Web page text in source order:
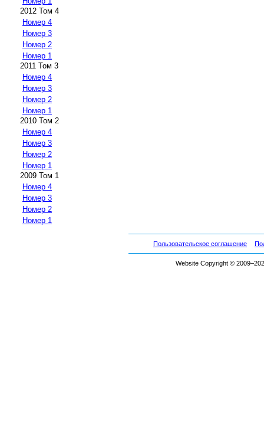
2012 Том 4
Номер 4
Номер 3
Номер 2
Номер 1
2011 Том 3
Номер 4
Номер 3
Номер 2
Номер 1
2010 Том 2
Номер 4
Номер 3
Номер 2
Номер 1
2009 Том 1
Номер 4
Номер 3
Номер 2
Номер 1
Пользовательское соглашение
Website Copyright ©